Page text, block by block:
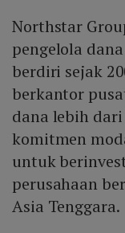
Northstar
pengelola
berdiri sejak
berkantor
dana lebih
komitmen
untuk
perusahaan
Asia Tenggara.